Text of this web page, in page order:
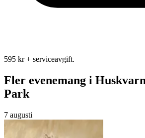
595 kr + serviceavgift.
Fler evenemang i
Park
7 augusti